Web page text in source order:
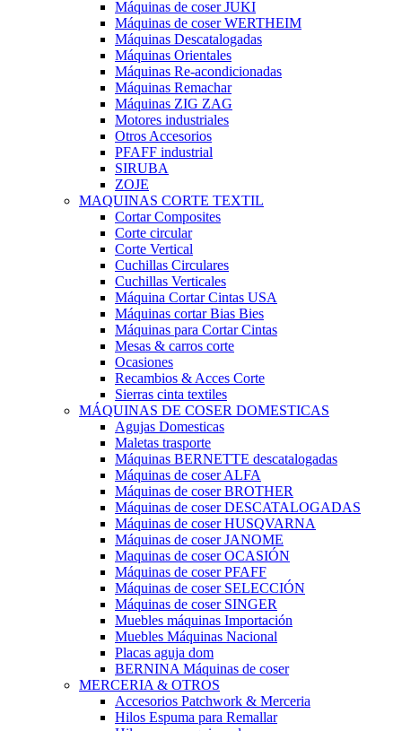
Máquinas de coser JUKI
Máquinas de coser WERTHEIM
Máquinas Descatalogadas
Máquinas Orientales
Máquinas Re-acondicionadas
Máquinas Remachar
Máquinas ZIG ZAG
Motores industriales
Otros Accesorios
PFAFF industrial
SIRUBA
ZOJE
MAQUINAS CORTE TEXTIL
Cortar Composites
Corte circular
Corte Vertical
Cuchillas Circulares
Cuchillas Verticales
Máquina Cortar Cintas USA
Máquinas cortar Bias Bies
Máquinas para Cortar Cintas
Mesas & carros corte
Ocasiones
Recambios & Acces Corte
Sierras cinta textiles
MÁQUINAS DE COSER DOMESTICAS
Agujas Domesticas
Maletas trasporte
Máquinas BERNETTE descatalogadas
Máquinas de coser ALFA
Máquinas de coser BROTHER
Máquinas de coser DESCATALOGADAS
Máquinas de coser HUSQVARNA
Máquinas de coser JANOME
Maquinas de coser OCASIÓN
Máquinas de coser PFAFF
Máquinas de coser SELECCIÓN
Máquinas de coser SINGER
Muebles máquinas Importación
Muebles Máquinas Nacional
Placas aguja dom
BERNINA Máquinas de coser
MERCERIA & OTROS
Accesorios Patchwork & Merceria
Hilos Espuma para Remallar